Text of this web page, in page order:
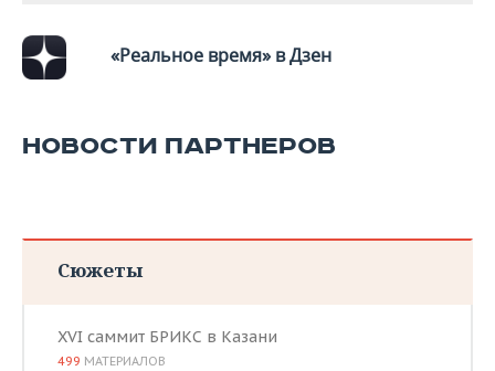
«Реальное время» в Дзен
НОВОСТИ ПАРТНЕРОВ
Сюжеты
XVI саммит БРИКС в Казани
499 МАТЕРИАЛОВ